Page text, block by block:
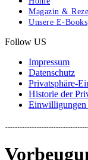
Magazin &
Unsere E-Books
Follow US
Impressum
Datenschutz
Privatsphäre-
Historie der
Einwilligungen